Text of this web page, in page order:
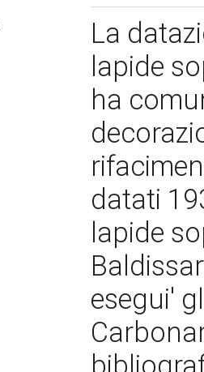
La
lapide
ha
datati
lapide
esegui'